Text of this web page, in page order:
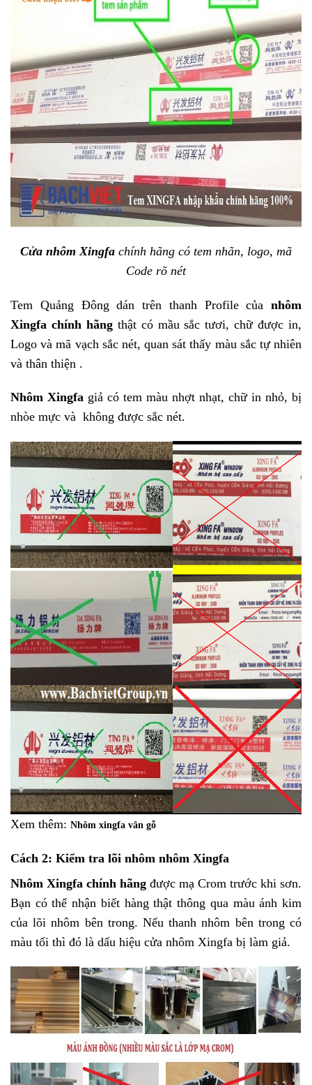
Cửa nhôm Xingfa chính hãng có tem nhãn, logo, mã
Code rõ nét
Tem Quảng Đông dán trên thanh Profile của nhôm
Xingfa chính hãngthật có mầu sắc tươi, chữ được in,
Logo và mã vạch sắc nét, quan sát thấy màu sắc tự nhiên
và thân thiện .
Nhôm Xingfa giả có tem màu nhợt nhạt, chữ in nhỏ, bị
nhòe mực và không được sắc nét.
Xem thêm: Nhôm xingfa vân gỗ
Cách 2: Kiểm tra lõi nhôm nhôm Xingfa
Nhôm Xingfa chính hãng được mạ Crom trước khi sơn.
Bạn có thể nhận biết hàng thật thông qua màu ánh kim
của lõi nhôm bên trong. Nếu thanh nhôm bên trong có
màu tối thì đó là dấu hiệu cửa nhôm Xingfa bị làm giả.